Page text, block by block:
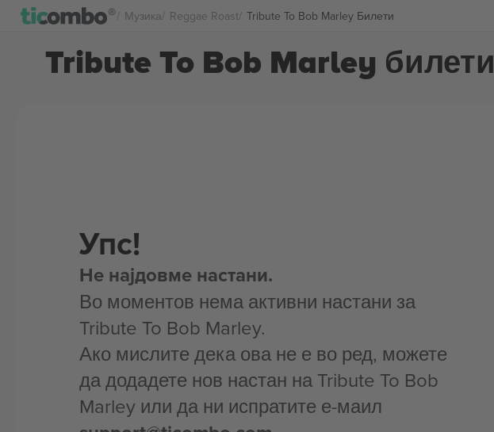
Музика Reggae Roast Tribute To Bob Marley Билети
Tribute To Bob Marley билети
Упс!
Не најдовме настани.
Во моментов нема активни настани за
Tribute To Bob Marley.
Ако мислите дека ова не е во ред, можете
да додадете нов настан на Tribute To Bob
Marley или да ни испратите е-маил